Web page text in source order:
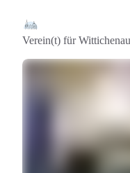
Verein(t) für